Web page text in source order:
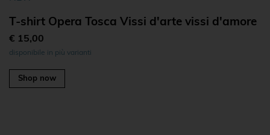
T-shirt Opera Tosca Vissi d'arte vissi d'amore
€ 15,00
disponibile in più varianti
Shop now